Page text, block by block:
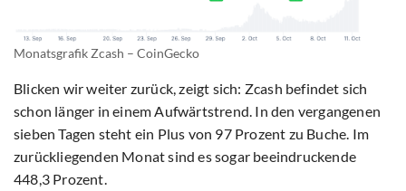
Monatsgrafik Zcash – CoinGecko
Blicken wir weiter zurück, zeigt sich: Zcash befindet sich
schon länger in einem Aufwärtstrend. In den vergangenen
sieben Tagen steht ein Plus von 97 Prozent zu Buche. Im
zurückliegenden Monat sind es sogar beeindruckende
448,3 Prozent.